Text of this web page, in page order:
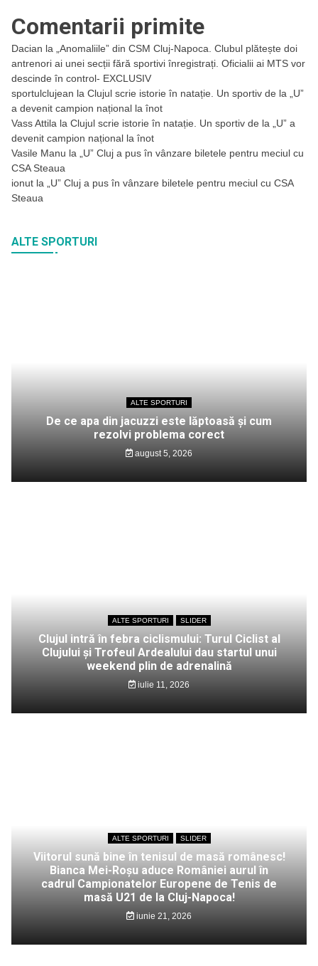
Comentarii primite
Dacian la
„Anomaliile” din CSM Cluj-Napoca. Clubul plătește doi
antrenori ai unei secții fără sportivi înregistrați. Oficialii ai MTS vor
descinde în control- EXCLUSIV
sportulclujean la Clujul scrie istorie în natație. Un sportiv de la „U”
a devenit campion național la înot
Vass Attila la Clujul scrie istorie în natație. Un sportiv de la „U” a
devenit campion național la înot
Vasile Manu la
„U” Cluj a pus în vânzare biletele pentru meciul cu
CSA Steaua
ionut la
„U” Cluj a pus în vânzare biletele pentru meciul cu CSA
Steaua
ALTE SPORTURI
ALTE SPORTURI
De ce apa din jacuzzi este lăptoasă și cum
rezolvi problema corect
august 5, 2026
ALTE SPORTURI SLIDER
Clujul intră în febra ciclismului: Turul Ciclist al
Clujului și Trofeul Ardealului dau startul unui
weekend plin de adrenalină
iulie 11, 2026
ALTE SPORTURI SLIDER
Viitorul sună bine în tenisul de masă românesc!
Bianca Mei-Roșu aduce României aurul în
cadrul Campionatelor Europene de Tenis de
masă U21 de la Cluj-Napoca!
iunie 21, 2026